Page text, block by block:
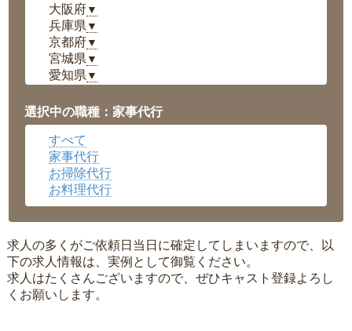
大阪府▼
兵庫県 ▼
京都府▼
宮城県 ▼
愛知県 ▼
岡山県▼
広島県▼
沖縄県
選択中の職種：家事代行
すべて
家事代行
お掃除代行
お料理代行
求人の多くがご依頼日当日に確定してしまいますので、以
下の求人情報は、実例として御覧ください。
求人はたくさんございますので、ぜひキャスト登録よろし
くお願いします。